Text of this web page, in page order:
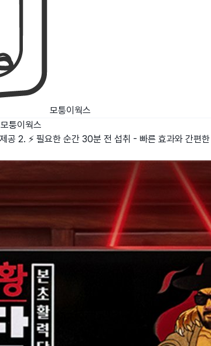
모퉁이웍스
모퉁이웍스
2. ⚡ 필요한 순간 30분 전 섭취 - 빠른 효과와 간편